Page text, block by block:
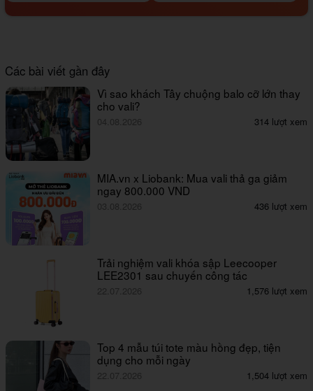
Các bài viết gần đây
Vì sao khách Tây chuộng balo cỡ lớn thay
cho vali?
04.08.2026 314 lượt xem
MIA.vn x Liobank: Mua vali thả ga giảm
ngay 800.000 VND
03.08.2026 436 lượt xem
Trải nghiệm vali khóa sập Leecooper
LEE2301 sau chuyến công tác
22.07.2026 1,576 lượt xem
Top 4 mẫu túi tote màu hồng đẹp, tiện
dụng cho mỗi ngày
22.07.2026 1,504 lượt xem